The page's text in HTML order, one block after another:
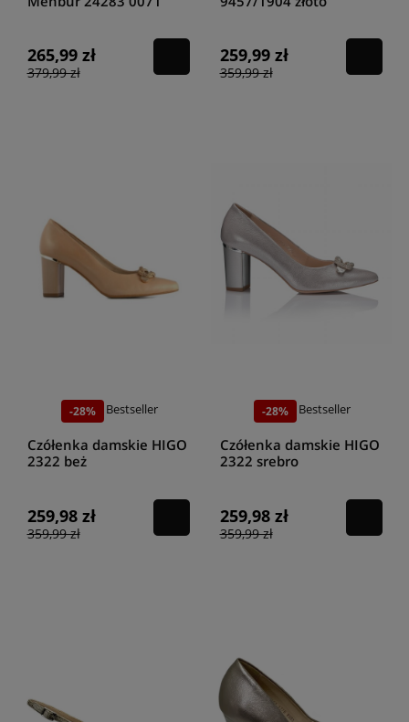
265,99 zł
379,99 zł
259,99 zł
359,99 zł
-28% Bestseller
Czółenka damskie HIGO
2322 beż
259,98 zł
359,99 zł
-28% Bestseller
Czółenka damskie HIGO
2322 srebro
259,98 zł
359,99 zł